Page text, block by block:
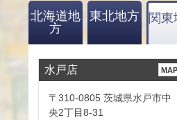
北海道地
方
東北地方 関東
水戸店 MAP
〒310-0805 茨城県水戸市中
央2丁目8-31